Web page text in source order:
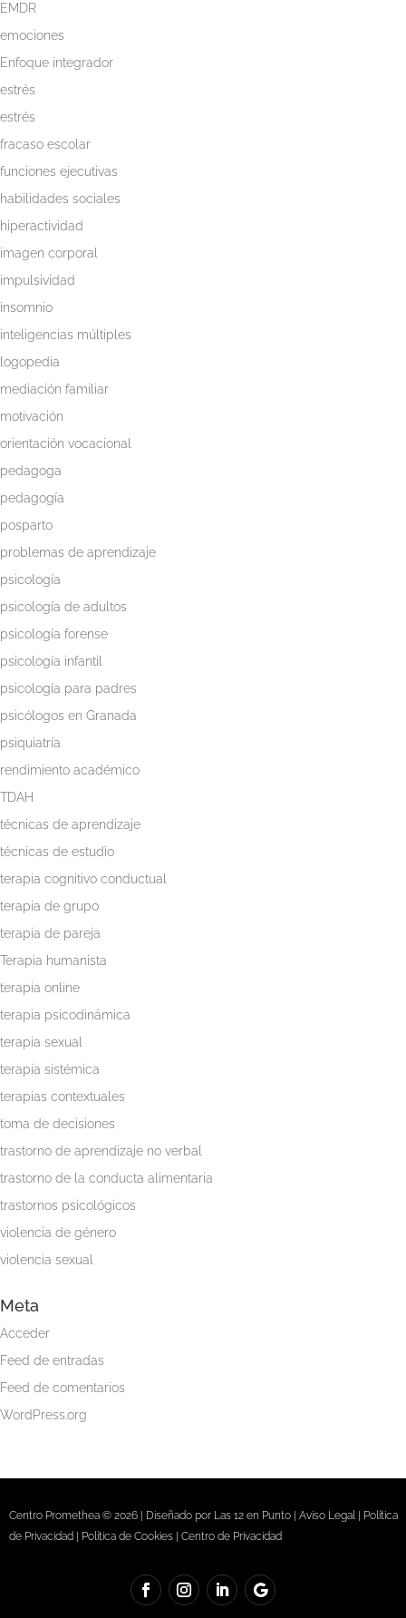
EMDR
emociones
Enfoque integrador
estrés
estrés
fracaso escolar
funciones ejecutivas
habilidades sociales
hiperactividad
imagen corporal
impulsividad
insomnio
inteligencias múltiples
logopedia
mediación familiar
motivación
orientación vocacional
pedagoga
pedagogía
posparto
problemas de aprendizaje
psicología
psicología de adultos
psicología forense
psicología infantil
psicología para padres
psicólogos en Granada
psiquiatría
rendimiento académico
TDAH
técnicas de aprendizaje
técnicas de estudio
terapia cognitivo conductual
terapia de grupo
terapia de pareja
Terapia humanista
terapia online
terapia psicodinámica
terapia sexual
terapia sistémica
terapias contextuales
toma de decisiones
trastorno de aprendizaje no verbal
trastorno de la conducta alimentaria
trastornos psicológicos
violencia de género
violencia sexual
Meta
Acceder
Feed de entradas
Feed de comentarios
WordPress.org
Centro Promethea © 2026 | Diseñado por Las 12 en Punto Aviso Legal
Política
de Privacidad
Política de Cookies Centro de Privacidad